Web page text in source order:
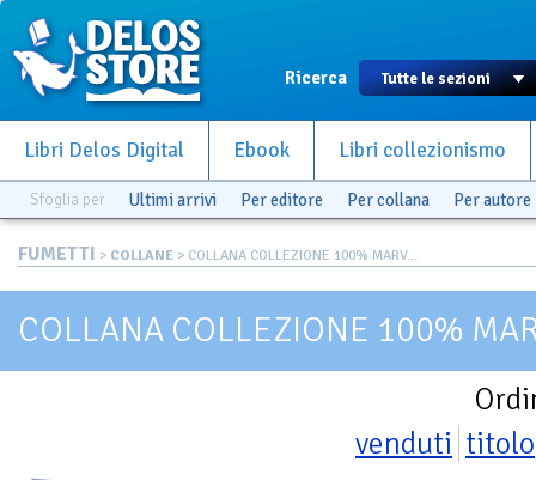
Ricerca
Libri Delos Digital Ebook Libri collezionismo
Sfoglia per Ultimi arrivi Per editore Per collana Per autore
FUMETTI > COLLANE > COLLANA COLLEZIONE 100% MARV...
COLLANA COLLEZIONE 100%
venduti titolo